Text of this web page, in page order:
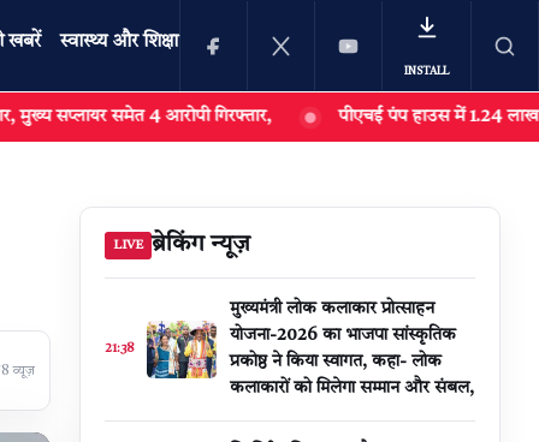
INSTALL
खबरें स्वास्थ्य और शिक्षा
खोजें
समेत 4 आरोपी गिरफ्तार, पीएचई पंप हाउस में 1.24 लाख की मोटर पंप
व्यूज़
LIVE ब्रेकिंग न्यूज़
21:38
मुख्यमंत्री लोक कलाकार प्रोत्साहन
योजना-2026 का भाजपा सांस्कृतिक
प्रकोष्ठ ने किया स्वागत, कहा- लोक
कलाकारों को मिलेगा सम्मान और संबल,